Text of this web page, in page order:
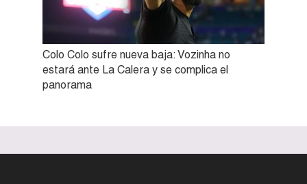
Colo Colo sufre nueva baja: Vozinha no
estará ante La Calera y se complica el
panorama